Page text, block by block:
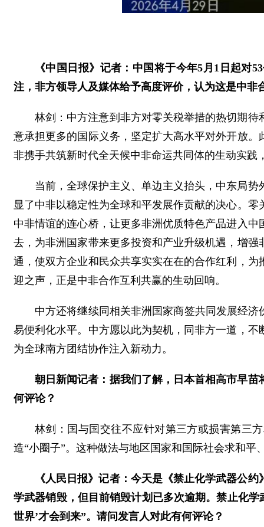
《中国日报》记者：中国将于今年5月1日起对
注，非方领导人及媒体给予高度评价，认为这是中
林剑：中方注意到非方对零关税举措的热切期
意承担更多的国际义务，坚定扩大高水平对外开放
非携手共筑新时代全天候中非命运共同体的生动实
当前，全球保护主义、单边主义抬头，中东局
显了中非以稳定性为全球和平发展作贡献的决心。
中非情谊的连心桥，让更多非洲优质特色产品进入
去，为非洲国家带来更多投资和产业升级机遇，增
通，使双方企业和民众共享实实在在的合作红利，
迎之声，正是中非合作互利共赢的生动回响。
中方还将继续同相关非洲国家商签共同发展经
易便利化水平。中方愿以此为契机，同非方一道，
为全球南方团结协作注入新动力。
朝日新闻记者：据我们了解，日本首相高市早
何评论？
林剑：国与国交往不应针对第三方或损害第三
造“小圈子”。这种做法与地区国家和国际社会求和
《人民日报》记者：今天是《禁止化学武器公
学武器销毁，但目前销毁计划已多次逾期。禁止化
世界’才会到来”。请问发言人对此有何评论？